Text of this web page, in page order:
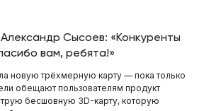
Сысоев: «Конкуренты
вам, ребята!»
новую трёхмерную карту — пока только
обещают пользователям продукт
бесшовную 3D-карту, которую